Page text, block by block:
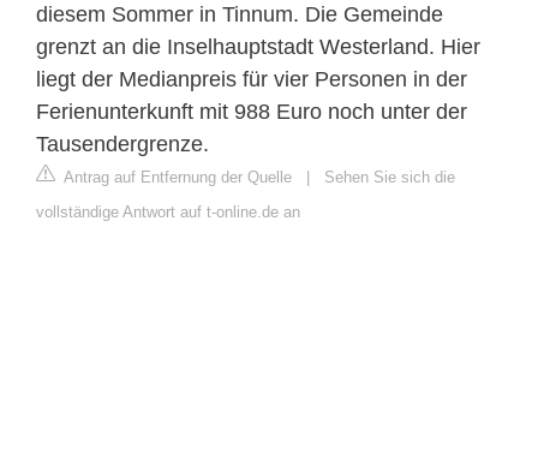
diesem Sommer in Tinnum. Die Gemeinde
grenzt an die Inselhauptstadt Westerland. Hier
liegt der Medianpreis für vier Personen in der
Ferienunterkunft mit 988 Euro noch unter der
Tausendergrenze.
Antrag auf Entfernung der Quelle | Sehen Sie sich die
vollständige Antwort auf t-online.de an